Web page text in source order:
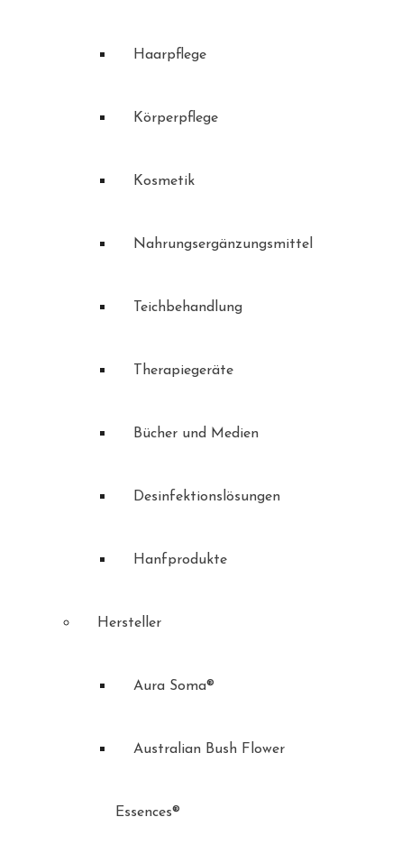
Haarpflege
Körperpflege
Kosmetik
Nahrungsergänzungsmittel
Teichbehandlung
Therapiegeräte
Bücher und Medien
Desinfektionslösungen
Hanfprodukte
Hersteller
Aura Soma®
Australian Bush Flower
Essences®